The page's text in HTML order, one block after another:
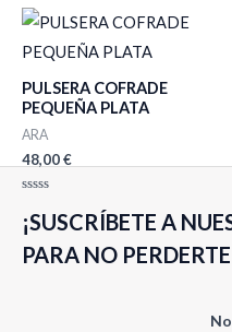
de
5
PULSERA COFRADE
PEQUEÑA PLATA
ARA
48,00€
con
0
5
¡SUSCRÍBETE A
PARA NO